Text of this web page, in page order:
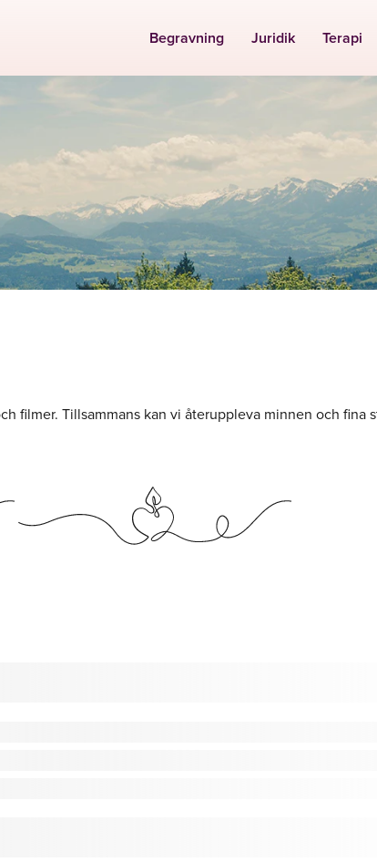
Begravning Juridik Terapi
filmer. Tillsammans kan vi återuppleva minnen och fina